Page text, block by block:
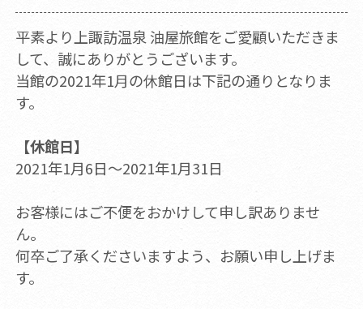
平素より上諏訪温泉 油屋旅館をご愛顧いただきま
して、誠にありがとうございます。
当館の2021年1月の休館日は下記の通りとなりま
す。
【休館日】
2021年1月6日～2021年1月31日
お客様にはご不便をおかけして申し訳ありませ
ん。
何卒ご了承くださいますよう、お願い申し上げま
す。